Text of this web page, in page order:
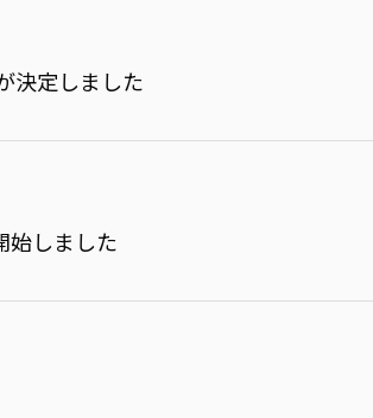
決定しました
始しました